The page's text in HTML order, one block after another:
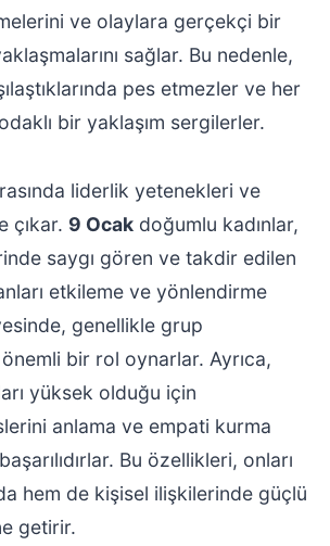
ve olaylara gerçekçi bir
sağlar. Bu nedenle,
pes etmezler ve her
bir yaklaşım sergilerler.
liderlik yetenekleri ve
çıkar. 9 Ocakdoğumlu kadınlar,
saygı gören ve takdir edilen
etkileme ve yönlendirme
genellikle grup
bir rol oynarlar. Ayrıca,
yüksek olduğu için
anlama ve empati kurma
Bu özellikleri, onları
hem de kişisel ilişkilerinde güçlü
getirir.